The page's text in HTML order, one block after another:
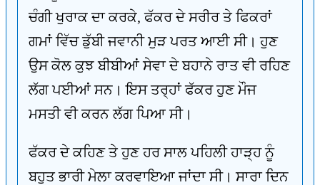
ਚੰਗੀ ਖੁਰਾਕ ਦਾ ਕਰਕੇ, ਫੱਕਰ ਦੇ ਸਰੀਰ ਤੇ ਫਿਕਰਾਂ
ਗਮਾਂ ਵਿੱਚ ਡੁੱਬੀ ਜਵਾਨੀ ਮੁੜ ਪਰਤ ਆਈ ਸੀ। ਹੁਣ
ਉਸ ਕੋਲ ਕੁਝ ਬੀਬੀਆਂ ਸੇਵਾ ਦੇ ਬਹਾਨੇ ਰਾਤ ਵੀ ਰਹਿਣ
ਲੱਗ ਪਈਆਂ ਸਨ। ਇਸ ਤਰ੍ਹਾਂ ਫੱਕਰ ਹੁਣ ਮੌਜ
ਮਸਤੀ ਵੀ ਕਰਨ ਲੱਗ ਪਿਆ ਸੀ।
ਫੱਕਰ ਦੇ ਕਹਿਣ ਤੇ ਹੁਣ ਹਰ ਸਾਲ ਪਹਿਲੀ ਹਾੜ੍ਹ ਨੂੰ
ਬਹੁਤ ਭਾਰੀ ਮੇਲਾ ਕਰਵਾਇਆ ਜਾਂਦਾ ਸੀ। ਸਾਰਾ ਦਿਨ